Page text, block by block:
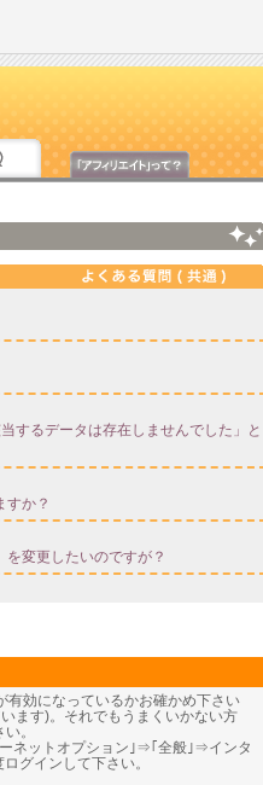
効になっているかお確かめ下さい
ます)。それでもうまくいかない方
。
ネットオプション｣⇒｢全般｣⇒インタ
ログインして下さい。